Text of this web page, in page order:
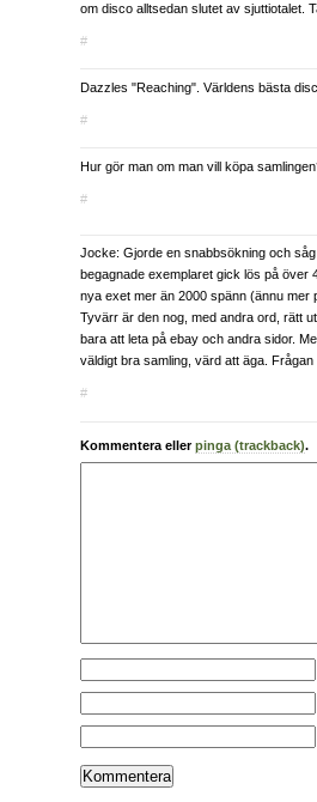
om disco alltsedan slutet av sjuttiotalet.
#
Dazzles "Reaching". Världens bästa
#
Hur gör man om man vill köpa
#
Jocke: Gjorde en snabbsökning och
begagnade exemplaret gick lös på över
nya exet mer än 2000 spänn (ännu mer
Tyvärr är den nog, med andra ord, rätt
bara att leta på ebay och andra sidor.
väldigt bra samling, värd att äga.
#
Kommentera ellerpinga (trackback).